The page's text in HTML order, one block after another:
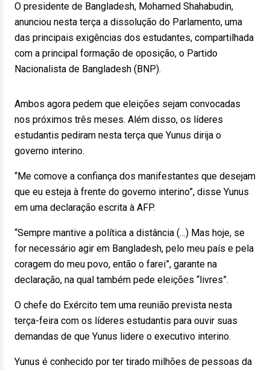
O presidente de Bangladesh, Mohamed Shahabudin,
anunciou nesta terça a dissolução do Parlamento, uma
das principais exigências dos estudantes, compartilhada
com a principal formação de oposição, o Partido
Nacionalista de Bangladesh (BNP).
Ambos agora pedem que eleições sejam convocadas
nos próximos três meses. Além disso, os líderes
estudantis pediram nesta terça que Yunus dirija o
governo interino.
“Me comove a confiança dos manifestantes que desejam
que eu esteja à frente do governo interino”, disse Yunus
em uma declaração escrita à AFP.
“Sempre mantive a política a distância (…) Mas hoje, se
for necessário agir em Bangladesh, pelo meu país e pela
coragem do meu povo, então o farei”, garante na
declaração, na qual também pede eleições “livres”.
O chefe do Exército tem uma reunião prevista nesta
terça-feira com os líderes estudantis para ouvir suas
demandas de que Yunus lidere o executivo interino.
Yunus é conhecido por ter tirado milhões de pessoas da